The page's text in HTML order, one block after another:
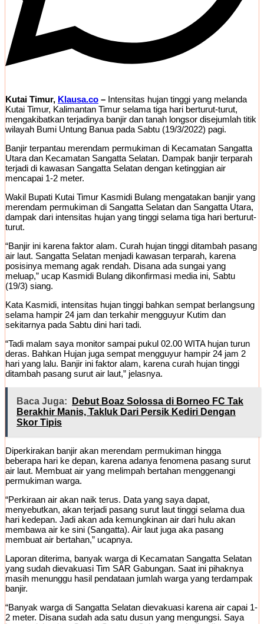
Kutai Timur, Klausa.co – Intensitas hujan tinggi yang melanda
Kutai Timur, Kalimantan Timur selama tiga hari berturut-turut,
mengakibatkan terjadinya banjir dan tanah longsor disejumlah titik
wilayah Bumi Untung Banua pada Sabtu (19/3/2022) pagi.
Banjir terpantau merendam permukiman di Kecamatan Sangatta
Utara dan Kecamatan Sangatta Selatan. Dampak banjir terparah
terjadi di kawasan Sangatta Selatan dengan ketinggian air
mencapai 1-2 meter.
Wakil Bupati Kutai Timur Kasmidi Bulang mengatakan banjir yang
merendam permukiman di Sangatta Selatan dan Sangatta Utara,
dampak dari intensitas hujan yang tinggi selama tiga hari berturut-
turut.
“Banjir ini karena faktor alam. Curah hujan tinggi ditambah pasang
air laut. Sangatta Selatan menjadi kawasan terparah, karena
posisinya memang agak rendah. Disana ada sungai yang
meluap,” ucap Kasmidi Bulang dikonfirmasi media ini, Sabtu
(19/3) siang.
Kata Kasmidi, intensitas hujan tinggi bahkan sempat berlangsung
selama hampir 24 jam dan terkahir mengguyur Kutim dan
sekitarnya pada Sabtu dini hari tadi.
“Tadi malam saya monitor sampai pukul 02.00 WITA hujan turun
deras. Bahkan Hujan juga sempat mengguyur hampir 24 jam 2
hari yang lalu. Banjir ini faktor alam, karena curah hujan tinggi
ditambah pasang surut air laut,” jelasnya.
Baca Juga:
Debut Boaz Solossa di Borneo FC Tak
Berakhir Manis, Takluk Dari Persik Kediri Dengan
Skor Tipis
Diperkirakan banjir akan merendam permukiman hingga
beberapa hari ke depan, karena adanya fenomena pasang surut
air laut. Membuat air yang melimpah bertahan menggenangi
permukiman warga.
“Perkiraan air akan naik terus. Data yang saya dapat,
menyebutkan, akan terjadi pasang surut laut tinggi selama dua
hari kedepan. Jadi akan ada kemungkinan air dari hulu akan
membawa air ke sini (Sangatta). Air laut juga aka pasang
membuat air bertahan,” ucapnya.
Laporan diterima, banyak warga di Kecamatan Sangatta Selatan
yang sudah dievakuasi Tim SAR Gabungan. Saat ini pihaknya
masih menunggu hasil pendataan jumlah warga yang terdampak
banjir.
“Banyak warga di Sangatta Selatan dievakuasi karena air capai 1-
2 meter. Disana sudah ada satu dusun yang mengungsi. Saya